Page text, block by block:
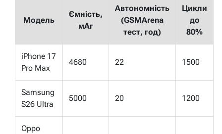
Модель
Ємність,
мАг
Автономність
(GSMArena
тест, год)
Цикли
до
80%
iPhone 17
Pro Max
4680 22 1500
Samsung
S26 Ultra
5000 20 1200
Oppo